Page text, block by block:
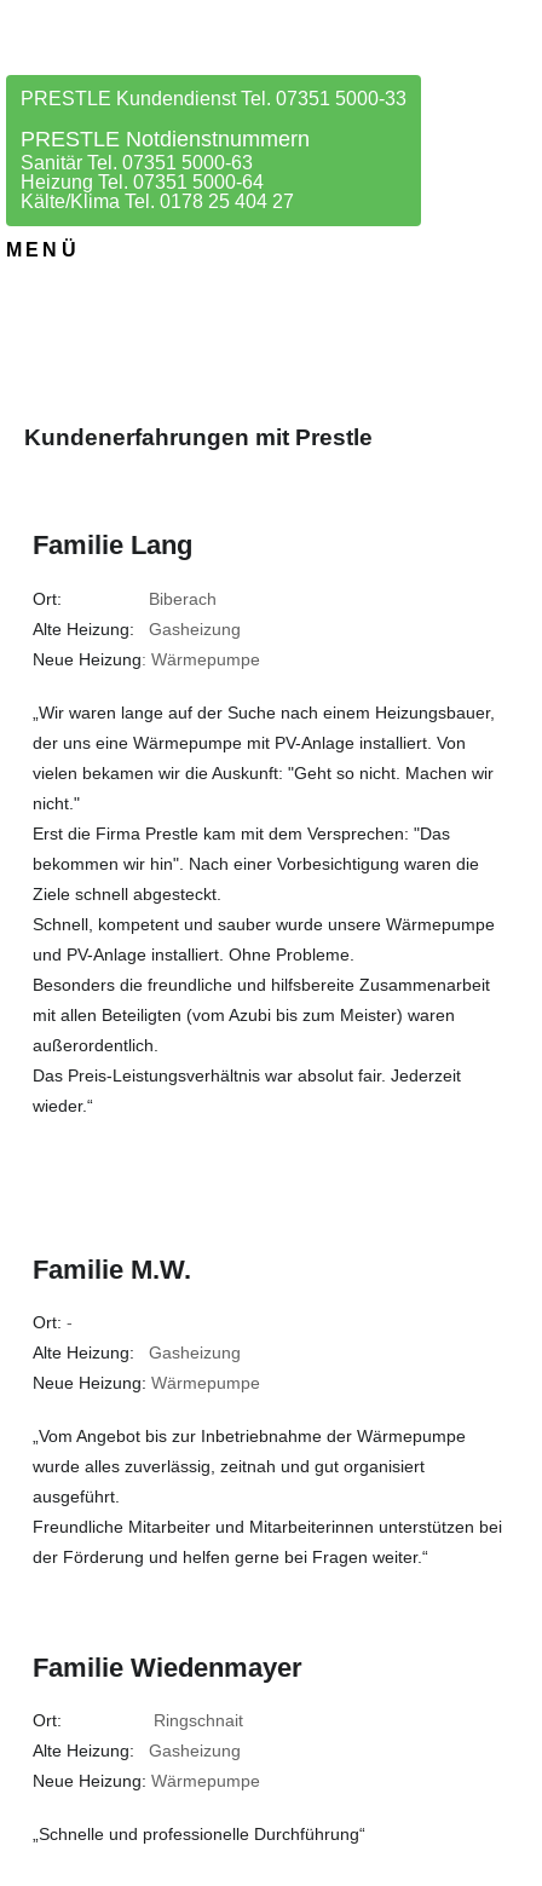
PRESTLE Kundendienst Tel. 07351 5000-33
PRESTLE Notdienstnummern
Sanitär Tel. 07351 5000-63
Heizung Tel. 07351 5000-64
Kälte/Klima Tel. 0178 25 404 27
MENÜ
Kundenerfahrungen mit Prestle
Familie Lang
Ort: Biberach
Alte Heizung: Gasheizung
Neue Heizung: Wärmepumpe
„Wir waren lange auf der Suche nach einem Heizungsbauer,
der uns eine Wärmepumpe mit PV-Anlage installiert. Von
vielen bekamen wir die Auskunft: "Geht so nicht. Machen wir
nicht."
Erst die Firma Prestle kam mit dem Versprechen: "Das
bekommen wir hin". Nach einer Vorbesichtigung waren die
Ziele schnell abgesteckt.
Schnell, kompetent und sauber wurde unsere Wärmepumpe
und PV-Anlage installiert. Ohne Probleme.
Besonders die freundliche und hilfsbereite Zusammenarbeit
mit allen Beteiligten (vom Azubi bis zum Meister) waren
außerordentlich.
Das Preis-Leistungsverhältnis war absolut fair. Jederzeit
wieder.“
Familie M.W.
Ort: -
Alte Heizung: Gasheizung
Neue Heizung: Wärmepumpe
„Vom Angebot bis zur Inbetriebnahme der Wärmepumpe
wurde alles zuverlässig, zeitnah und gut organisiert
ausgeführt.
Freundliche Mitarbeiter und Mitarbeiterinnen unterstützen bei
der Förderung und helfen gerne bei Fragen weiter.“
Familie Wiedenmayer
Ort: Ringschnait
Alte Heizung: Gasheizung
Neue Heizung: Wärmepumpe
„Schnelle und professionelle Durchführung“